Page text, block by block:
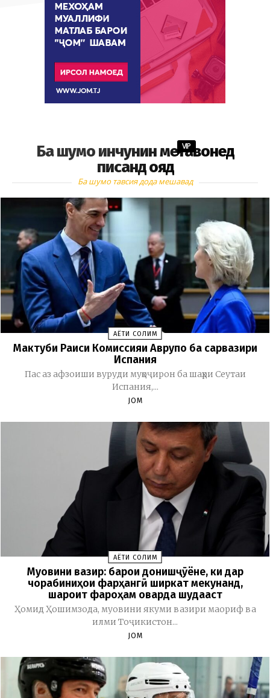
Ба шумо инчунин метавонед
писанд ояд
VIP
Ба шумо тавсия дода мешавад
ҲАЁТИ СОЛИМ
Мактуби Раиси Комиссияи Аврупо ба сарвазири
Испания
Пас аз афзоиши вуруди муҳоҷирон ба шаҳри Сеутаи
Испания,...
JOM
ҲАЁТИ СОЛИМ
Муовини вазир: барои донишҷӯёне, ки дар
чорабиниҳои фарҳангӣ ширкат мекунанд,
шароит фароҳам оварда шудааст
Ҳомид Ҳошимзода, муовини якуми вазири маориф ва
илми Тоҷикистон...
JOM